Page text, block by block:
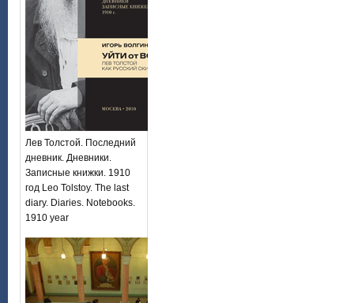
Лев Толстой. Последний
дневник. Дневники.
Записные книжки. 1910
год Leo Tolstoy. The last
diary. Diaries. Notebooks.
1910 year